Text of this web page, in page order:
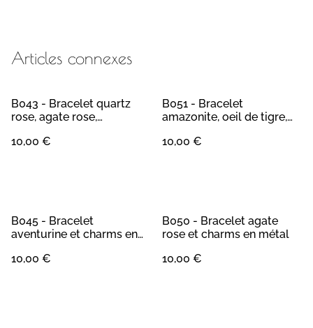
Articles connexes
B043 - Bracelet quartz
rose, agate rose,
10,00 €
B051 - Bracelet
amazonite, oeil de tigre,
métal
10,00 €
B045 - Bracelet
aventurine et charms en
10,00 €
B050 - Bracelet agate
rose et charms en métal
10,00 €